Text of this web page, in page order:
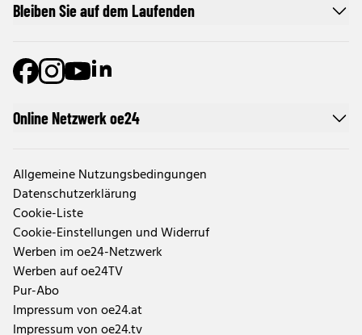
Online Netzwerk oe24
Allgemeine Nutzungsbedingungen
Datenschutzerklärung
Cookie-Liste
Cookie-Einstellungen und Widerruf
Werben im oe24-Netzwerk
Werben auf oe24TV
Pur-Abo
Impressum von oe24.at
Impressum von oe24.tv
Bleiben Sie auf dem Laufenden